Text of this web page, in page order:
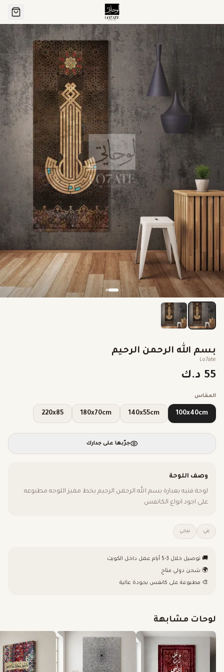
بسم الله الرحمن الرحيم
Lo7ate
55 د.ك
المقاس
100x40cm
140x55cm
180x70cm
220x85
جرّبها على جدارك
وصف اللوحة
لوحة فنيه بعبارة بسم الله الرحمن الرحيم بخط مميز اللوحه مطبوعه
على اجود انواع الكانفس
بني بيجي
🚚 توصيل خلال 3-5 أيام عمل داخل الكويت
🌍 شحن دولي متاح
🎨 مطبوعة على كانفس بجودة عالية
لوحات مشابهة